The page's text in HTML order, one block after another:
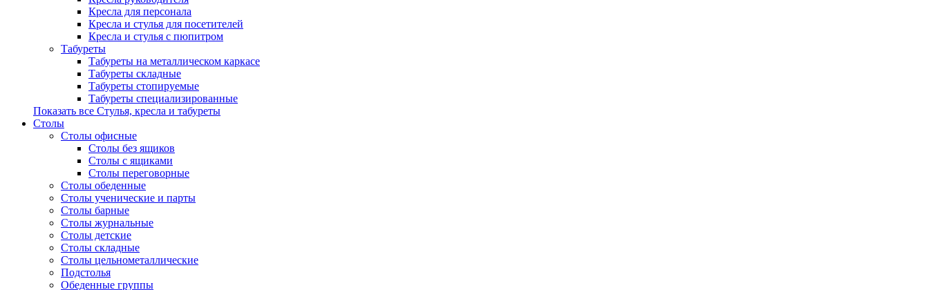
Кресла для персонала
Кресла и стулья для посетителей
Кресла и стулья с пюпитром
Табуреты
Табуреты на металлическом каркасе
Табуреты складные
Табуреты стопируемые
Табуреты специализированные
Показать все Стулья, кресла и табуреты
Столы
Столы офисные
Столы без ящиков
Столы с ящиками
Столы переговорные
Столы обеденные
Столы ученические и парты
Столы барные
Столы журнальные
Столы детские
Столы складные
Столы цельнометаллические
Подстолья
Обеденные группы